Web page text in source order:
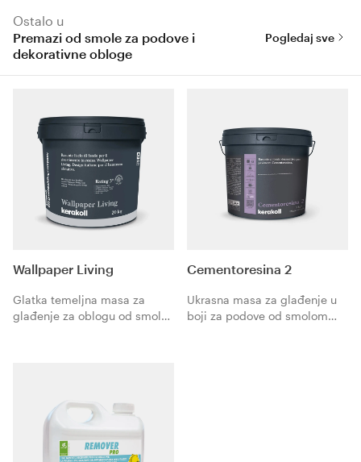
Ostalo u
Premazi od smole za podove i
dekorativne obloge
Pogledaj sve
Wallpaper Living
Glatka temeljna masa za
glađenje za oblogu od smole
Cementoresina 2
Ukrasna masa za glađenje u
boji za podove od smolom